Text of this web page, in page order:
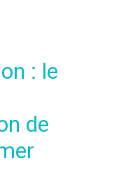
: le
de